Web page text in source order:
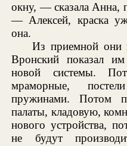
окну, — сказала Анна,
— Алексей, краска
она.
Из приемной они
Вронский показал
новой системы.
мраморные,
пружинами. Потом
палаты, кладовую,
нового устройства,
не будут